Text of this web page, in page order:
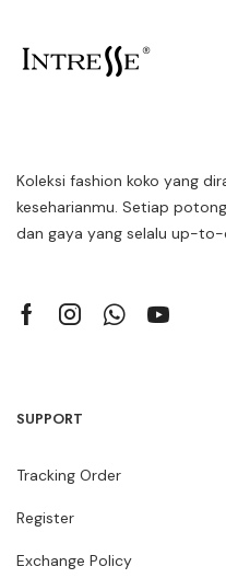
Koleksi fashion koko yang
keseharianmu. Setiap
dan gaya yang selalu up-
SUPPORT
Tracking Order
Register
Exchange Policy